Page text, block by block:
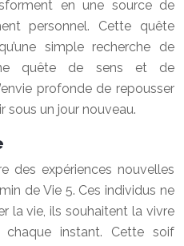
en une source de
personnel. Cette quête
simple recherche de
quête de sens et de
profonde de repousser
sous un jour nouveau.
des expériences nouvelles
de Vie 5. Ces individus ne
la vie, ils souhaitent la vivre
chaque instant. Cette soif